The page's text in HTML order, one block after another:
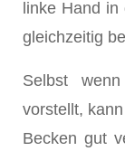
linke Hand
gleichzeitig
Selbst
vorstellt,
Becken gut